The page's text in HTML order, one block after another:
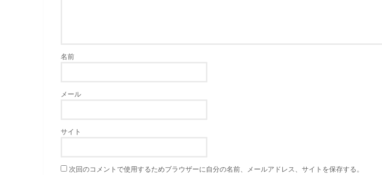
名前
メール
サイト
次回のコメントで使用するためブラウザーに自分の名前、メールアドレス、サイトを保存する。